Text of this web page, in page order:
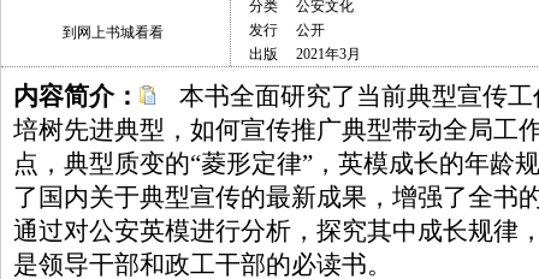
到网上书城看看
分类
公安文化
发行
公开
出版
2021年3月
内容简介：
本书全面研究了当前典型宣传
培树先进典型，如何宣传推广典型带动全局工
点，典型质变的“菱形定律”，英模成长的年龄
了国内关于典型宣传的最新成果，增强了全书
通过对公安英模进行分析，探究其中成长规律
是领导干部和政工干部的必读书。